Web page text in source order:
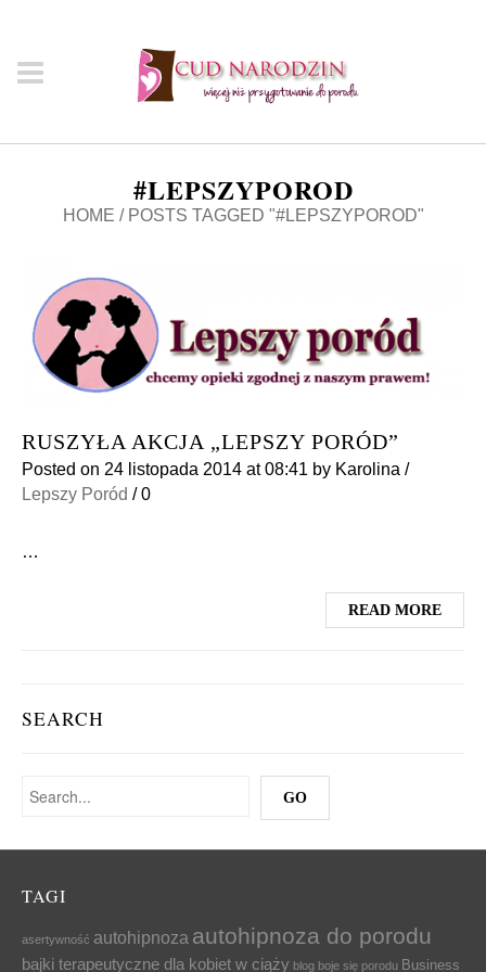
#LEPSZYPOROD
HOME / POSTS TAGGED "#LEPSZYPOROD"
RUSZYŁA AKCJA „LEPSZY PORÓD”
Posted on 24 listopada 2014 at 08:41 by Karolina /
Lepszy Poród /0
…
READ MORE
SEARCH
TAGI
asertywność autohipnoza autohipnoza do porodu
bajki terapeutyczne dla kobiet w ciąży blog boje się porodu Business